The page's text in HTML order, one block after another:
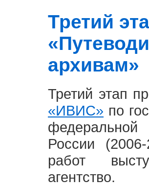
Третий
архивам»
Третий этап
«ИВИС» по
России
работ
агентство.